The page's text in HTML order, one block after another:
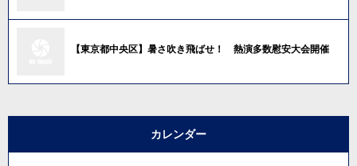
【東京都中央区】暑さ吹き飛ばせ！ 熱演多数慰安大会開催
カレンダー